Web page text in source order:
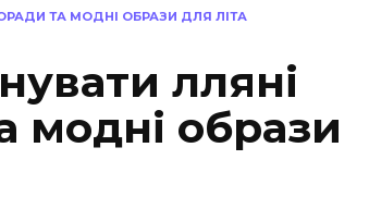
ТА МОДНІ ОБРАЗИ ДЛЯ ЛІТА
лляні
модні образи